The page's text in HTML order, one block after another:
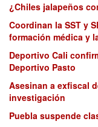
¿Chiles jalapeños
Coordinan la SST y
formación médica y
Deportivo Cali
Deportivo Pasto
Asesinan a exfiscal
investigación
Puebla suspende